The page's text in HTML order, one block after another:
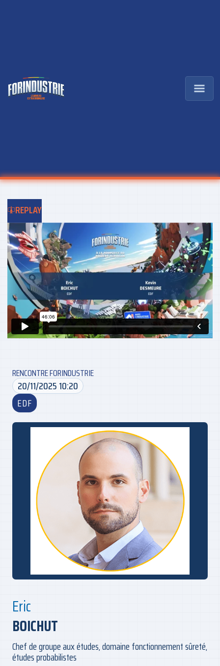
REPLAY
RENCONTRE FORINDUSTRIE
20/11/2025 10:20
EDF
Eric
BOICHUT
Chef de groupe aux études, domaine fonctionnement sûreté,
études probabilistes